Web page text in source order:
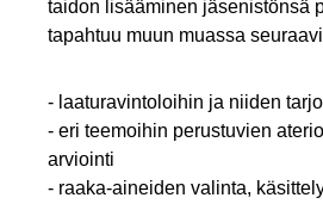
taidon lisääminen jäsenistönsä
tapahtuu muun muassa
- laaturavintoloihin ja niiden
- eri teemoihin perustuvien
arviointi
- raaka-aineiden valinta,